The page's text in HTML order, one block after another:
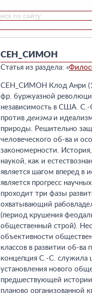
СЕН_СИМОН
Статья из раздела: «
СЕН_СИМОН Клод Анри
фр. буржуазной
независимость в США. С.-
против деизмаи
природы. Решительно
человеческого об-ва и
закономерности.
наукой, как и
является шагом вперед
является прогресс
проходит три фазы
охватывающий
(период крушения
общественный строй).
объективности
классов в развитии об-
концепция С.-С. служила
установления нового
предшествующей
планово организованной